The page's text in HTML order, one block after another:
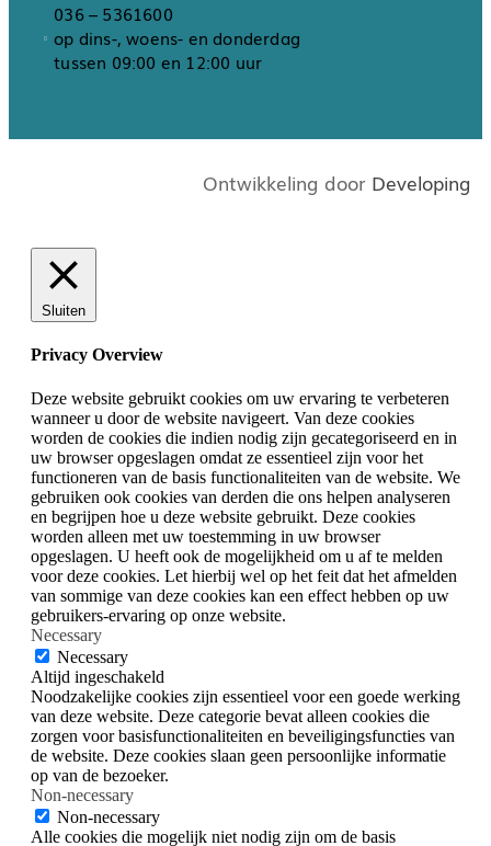
036 – 5361600
op dins-, woens- en donderdag
tussen 09:00 en 12:00 uur
Ontwikkeling door Developing
Sluiten
Privacy Overview
Deze website gebruikt cookies om uw ervaring te verbeteren
wanneer u door de website navigeert. Van deze cookies
worden de cookies die indien nodig zijn gecategoriseerd en in
uw browser opgeslagen omdat ze essentieel zijn voor het
functioneren van de basis functionaliteiten van de website. We
gebruiken ook cookies van derden die ons helpen analyseren
en begrijpen hoe u deze website gebruikt. Deze cookies
worden alleen met uw toestemming in uw browser
opgeslagen. U heeft ook de mogelijkheid om u af te melden
voor deze cookies. Let hierbij wel op het feit dat het afmelden
van sommige van deze cookies kan een effect hebben op uw
gebruikers-ervaring op onze website.
Necessary
Necessary
Altijd ingeschakeld
Noodzakelijke cookies zijn essentieel voor een goede werking
van deze website. Deze categorie bevat alleen cookies die
zorgen voor basisfunctionaliteiten en beveiligingsfuncties van
de website. Deze cookies slaan geen persoonlijke informatie
op van de bezoeker.
Non-necessary
Non-necessary
Alle cookies die mogelijk niet nodig zijn om de basis